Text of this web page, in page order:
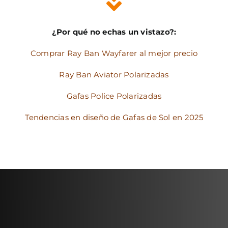
¿Por qué no echas un vistazo?:
Comprar Ray Ban Wayfarer al mejor precio
Ray Ban Aviator Polarizadas
Gafas Police Polarizadas
Tendencias en diseño de Gafas de Sol en 2025